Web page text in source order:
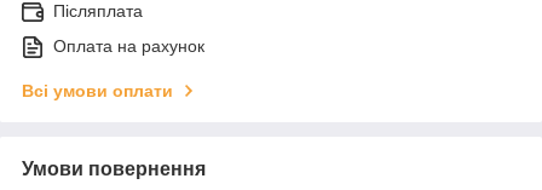
Післяплата
Оплата на рахунок
Всі умови оплати
Умови повернення